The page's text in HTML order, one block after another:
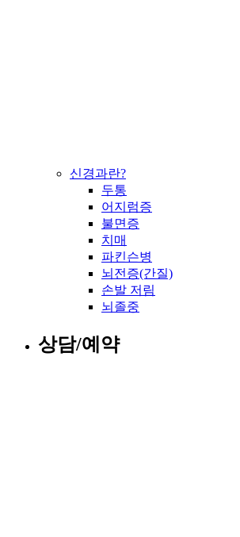
신경과란?
두통
어지럼증
불면증
치매
파킨슨병
뇌전증(간질)
손발 저림
뇌졸중
상담/예약